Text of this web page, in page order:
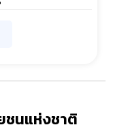
ชนแห่งชาติ